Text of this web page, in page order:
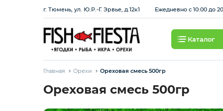
г. Тюмень, ул. Ю.Р.-Г. Эрвье, д.12к1 Ежедневно с 10:00 до
Каталог
Главная Орехи Ореховая смесь 500гр
Ореховая смесь 500гр